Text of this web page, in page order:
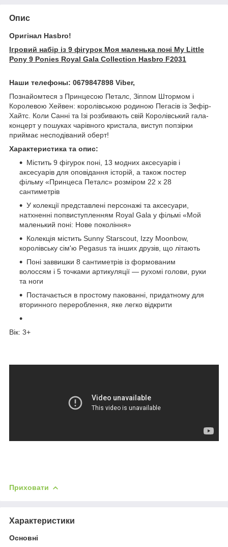
Опис
Оригінал Hasbro!
Ігровий набір із 9 фігурок Моя маленька поні My Little
Pony 9 Ponies Royal Gala Collection Hasbro F2031
Наши телефоны: 0679847898 Viber,
Познайомтеся з Принцесою Петалс, Зіппом Штормом і
Королевою Хейвен: королівською родиною Пегасів із Зефір-
Хайтс. Коли Санні та Ізі розбивають свій Королівський гала-
концерт у пошуках чарівного кристала, виступ попзірки
приймає несподіваний оберт!
Характеристика та опис:
Містить 9 фігурок поні, 13 модних аксесуарів і
аксесуарів для оповідання історій, а також постер
фільму «Принцеса Петалс» розміром 22 x 28
сантиметрів
У колекції представлені персонажі та аксесуари,
натхненні попвиступленням Royal Gala у фільмі «Мой
маленький поні: Нове покоління»
Колекція містить Sunny Starscout, Izzy Moonbow,
королівську сім'ю Pegasus та інших друзів, що літають
Поні заввишки 8 сантиметрів із формованим
волоссям і 5 точками артикуляції — рухомі голови, руки
та ноги
Постачається в простому пакованні, придатному для
вторинного перероблення, яке легко відкрити
Вік: 3+
Приховати
Характеристики
Основні